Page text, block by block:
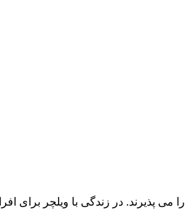
پذیرند. در زندگی با ویلچر برای